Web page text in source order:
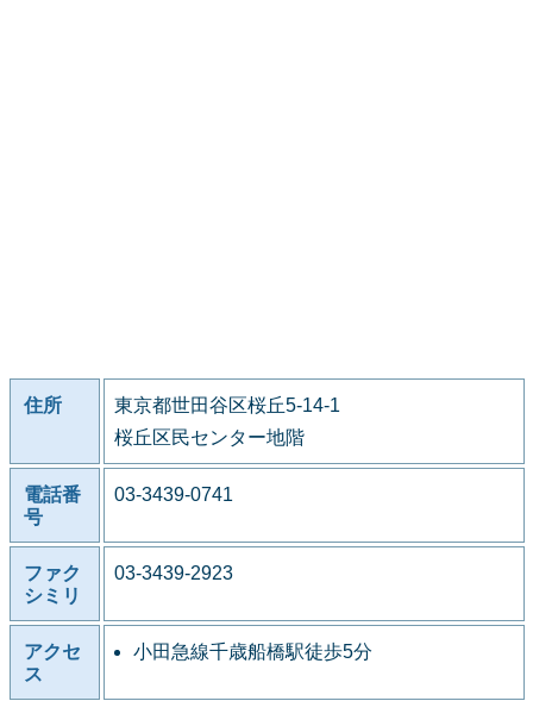
住所
東京都世田谷区桜丘5-14-1
桜丘区民センター地階
電話番
号
03-3439-0741
ファク
シミリ
03-3439-2923
アクセ
ス
小田急線千歳船橋駅徒歩5分